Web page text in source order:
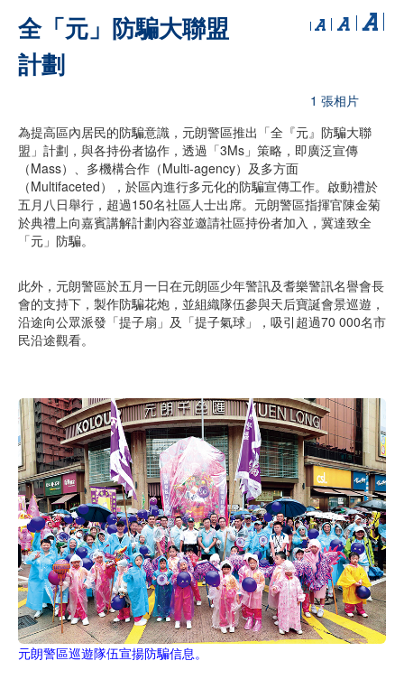
全「元」防騙大聯盟
計劃
1 張相片
為提高區內居民的防騙意識，元朗警區推出「全『元』防騙大聯
盟」計劃，與各持份者協作，透過「3Ms」策略，即廣泛宣傳
（Mass）、多機構合作（Multi-agency）及多方面
（Multifaceted），於區內進行多元化的防騙宣傳工作。啟動禮於
五月八日舉行，超過150名社區人士出席。元朗警區指揮官陳金菊
於典禮上向嘉賓講解計劃內容並邀請社區持份者加入，冀達致全
「元」防騙。
此外，元朗警區於五月一日在元朗區少年警訊及耆樂警訊名譽會長
會的支持下，製作防騙花炮，並組織隊伍參與天后寶誕會景巡遊，
沿途向公眾派發「提子扇」及「提子氣球」，吸引超過70 000名市
民沿途觀看。
元朗警區巡遊隊伍宣揚防騙信息。